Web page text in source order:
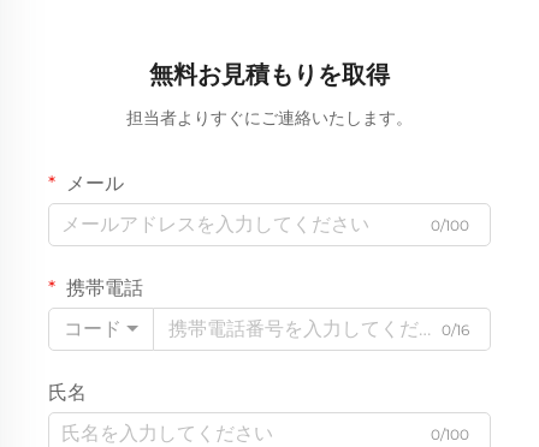
無料お見積もりを取得
担当者よりすぐにご連絡いたします。
メール
0/100
携帯電話
コード
0/16
氏名
0/100